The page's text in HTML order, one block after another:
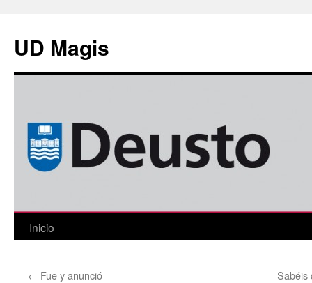
contenido
UD Magis
Inicio
← Fue y anunció Sabéis